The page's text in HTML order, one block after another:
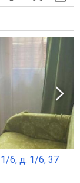
6, д. 1/6, 37